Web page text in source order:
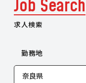
Job Search
求人検索
勤務地